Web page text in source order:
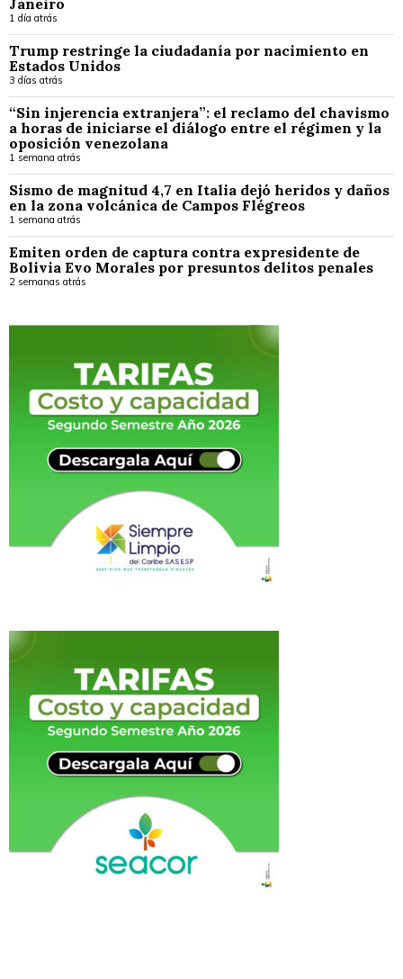
1 día atrás
Trump restringe la ciudadanía por nacimiento en
Estados Unidos
3 días atrás
“Sin injerencia extranjera”: el reclamo del chavismo
a horas de iniciarse el diálogo entre el régimen y la
oposición venezolana
1 semana atrás
Sismo de magnitud 4,7 en Italia dejó heridos y daños
en la zona volcánica de Campos Flégreos
1 semana atrás
Emiten orden de captura contra expresidente de
Bolivia Evo Morales por presuntos delitos penales
2 semanas atrás